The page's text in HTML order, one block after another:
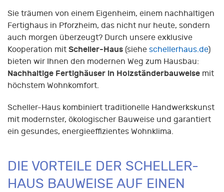
Sie träumen von einem Eigenheim, einem nachhaltigen
Fertighaus in Pforzheim, das nicht nur heute, sondern
auch morgen überzeugt? Durch unsere exklusive
Kooperation mit Scheller-Haus (siehe schellerhaus.de)
bieten wir Ihnen den modernen Weg zum Hausbau:
Nachhaltige Fertighäuser in Holzständerbauweise mit
höchstem Wohnkomfort.
Scheller-Haus kombiniert traditionelle Handwerkskunst
mit modernster, ökologischer Bauweise und garantiert
ein gesundes, energieeffizientes Wohnklima.
DIE VORTEILE DER SCHELLER-
HAUS BAUWEISE AUF EINEN